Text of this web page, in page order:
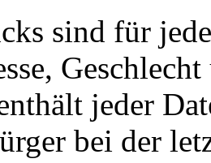
sind für
jeder
bei der